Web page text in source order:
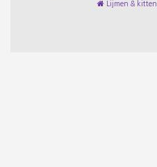
Lijmen & kitten